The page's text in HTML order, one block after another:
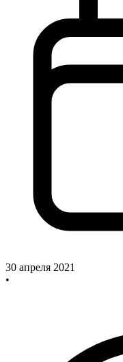
30 апреля 2021
•